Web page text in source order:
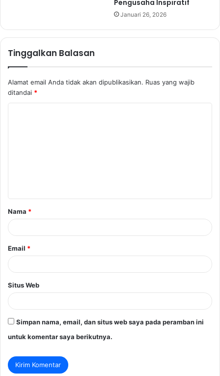
Pengusaha Inspiratif
Januari 26, 2026
Tinggalkan Balasan
Alamat email Anda tidak akan dipublikasikan. Ruas yang wajib
ditandai *
a
r
*
Nama *
Email *
Situs Web
Simpan nama, email, dan situs web saya pada peramban ini
untuk komentar saya berikutnya.